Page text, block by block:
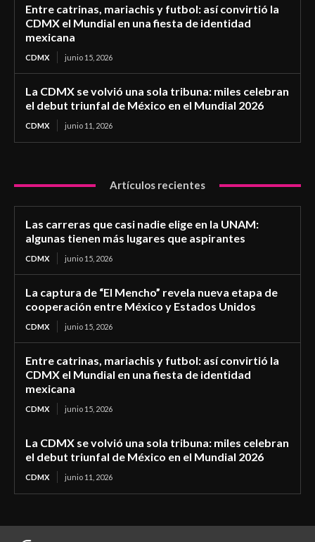
Entre catrinas, mariachis y futbol: así convirtió la
CDMX el Mundial en una fiesta de identidad
mexicana
CDMX junio 15, 2026
La CDMX se volvió una sola tribuna: miles celebran
el debut triunfal de México en el Mundial 2026
CDMX junio 11, 2026
Artículos recientes
Las carreras que casi nadie elige en la UNAM:
algunas tienen más lugares que aspirantes
CDMX junio 15, 2026
La captura de “El Mencho” revela nueva etapa de
cooperación entre México y Estados Unidos
CDMX junio 15, 2026
Entre catrinas, mariachis y futbol: así convirtió la
CDMX el Mundial en una fiesta de identidad
mexicana
CDMX junio 15, 2026
La CDMX se volvió una sola tribuna: miles celebran
el debut triunfal de México en el Mundial 2026
CDMX junio 11, 2026